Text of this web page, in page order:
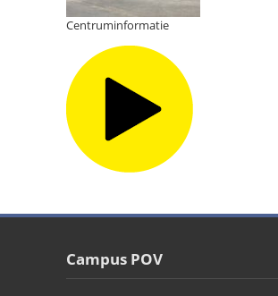
Centruminformatie
Campus POV